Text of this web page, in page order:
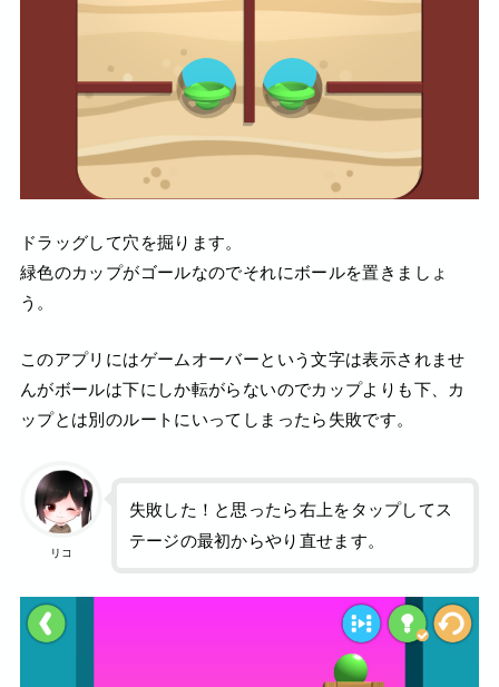
ドラッグして穴を掘ります。
緑色のカップがゴールなのでそれにボールを置きましょ
う。
このアプリにはゲームオーバーという文字は表示されませ
んがボールは下にしか転がらないのでカップよりも下、カ
ップとは別のルートにいってしまったら失敗です。
リコ
失敗した！と思ったら右上をタップしてス
テージの最初からやり直せます。